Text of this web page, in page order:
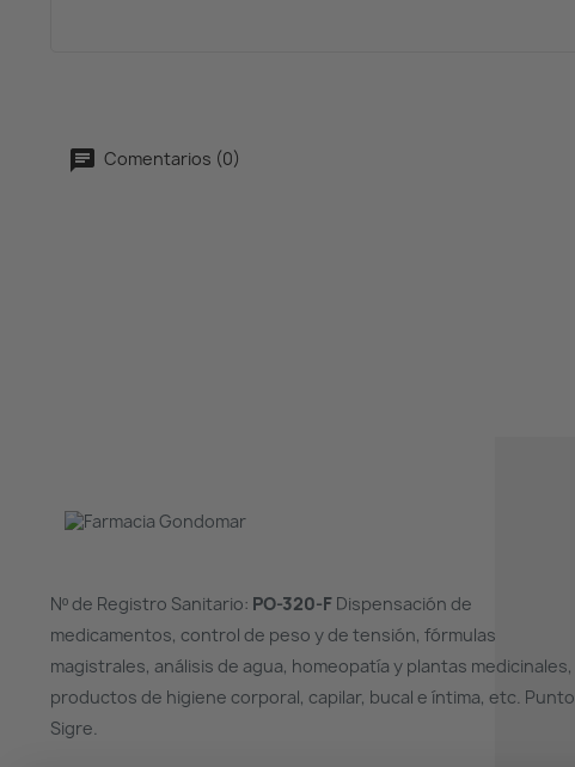
Comentarios (0)
Nº de Registro Sanitario: PO-320-FDispensación de
medicamentos, control de peso y de tensión, fórmulas
magistrales, análisis de agua, homeopatía y plantas medicinales,
productos de higiene corporal, capilar, bucal e íntima, etc. Punto
Sigre.